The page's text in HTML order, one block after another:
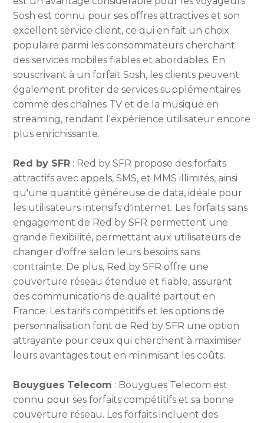
Sosh est connu pour ses offres attractives et son
excellent service client, ce qui en fait un choix
populaire parmi les consommateurs cherchant
des services mobiles fiables et abordables. En
souscrivant à un forfait Sosh, les clients peuvent
également profiter de services supplémentaires
comme des chaînes TV et de la musique en
streaming, rendant l'expérience utilisateur encore
plus enrichissante.
Red by SFR : Red by SFR propose des forfaits
attractifs avec appels, SMS, et MMS illimités, ainsi
qu'une quantité généreuse de data, idéale pour
les utilisateurs intensifs d'internet. Les forfaits sans
engagement de Red by SFR permettent une
grande flexibilité, permettant aux utilisateurs de
changer d'offre selon leurs besoins sans
contrainte. De plus, Red by SFR offre une
couverture réseau étendue et fiable, assurant
des communications de qualité partout en
France. Les tarifs compétitifs et les options de
personnalisation font de Red by SFR une option
attrayante pour ceux qui cherchent à maximiser
leurs avantages tout en minimisant les coûts.
Bouygues Telecom : Bouygues Telecom est
connu pour ses forfaits compétitifs et sa bonne
couverture réseau. Les forfaits incluent des